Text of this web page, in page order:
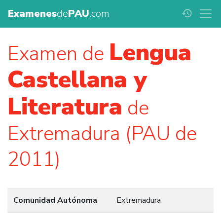
ExamenesdePAU.com history
Examen de Lengua
Castellana y
Literatura de
Extremadura (PAU de
2011)
Comunidad Autónoma Extremadura